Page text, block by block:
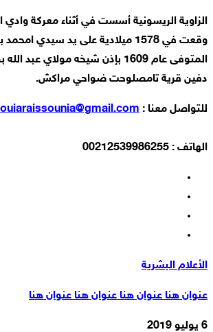
الزاوية الريسونية أسست في أثناء معركة وادي
وقعت في 1578 ميلادية على يد سيدي
المتوفى عام 1609 بإذن شيخه مولاي
دفين قرية تامصلوحت ضواحي مراكش.
للتواصل معنا :
الهاتف : 00212539986255
الأعلام البشرية
عنوان هنا عنوان هنا عنوان هنا عنوان هنا
6 يوليو 2019